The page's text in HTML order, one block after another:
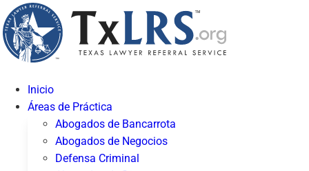
Inicio
Áreas de Práctica
Abogados de Bancarrota
Abogados de Negocios
Defensa Criminal